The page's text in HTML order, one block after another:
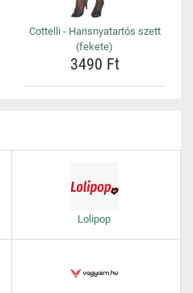
Cottelli - Harisnyatartós szett
(fekete)
3490 Ft
Lolipop